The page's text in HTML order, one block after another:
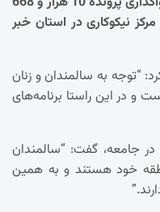
تحت حمایت این نهاد به 47 مرکز نیکوکاری در استان خبر
“توجه به سالمندان و زنان
و در این راستا برنامه‌های
در جامعه، گفت: “سالمندان
خود هستند و به همین